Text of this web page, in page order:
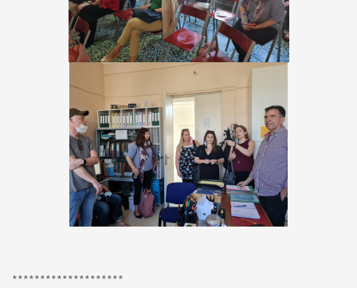
********************